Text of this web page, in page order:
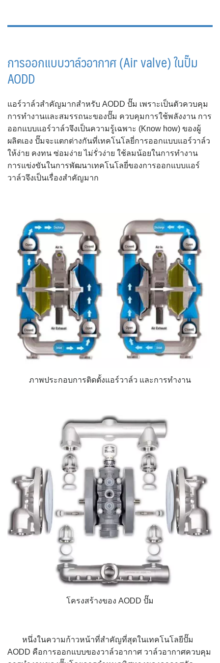
การออกแบบวาล์วอากาศ (Air valve) ในปั๊ม
AODD
แอร์วาล์วสำคัญมากสำหรับ AODD ปั๊ม เพราะเป็นตัวควบคุม
การทำงานและสมรรถนะของปั๊ม ควบคุมการใช้พลังงาน การ
ออกแบบแอร์วาล์วจึงเป็นความรู้เฉพาะ (Know how) ของผู้
ผลิตเอง ปั๊มจะแตกต่างกันที่เทคโนโลยี่การออกแบบแอร์วาล์ว
ให้ง่าย คงทน ซ่อมง่าย ไม่รั่วง่าย ใช้ลมน้อยในการทำงาน
การแข่งขันในการพัฒนาเทคโนโลยี่ของการออกแบบแอร์
วาล์วจึงเป็นเรื่องสำคัญมาก
ภาพประกอบการติดตั้งแอร์วาล์ว และการทำงาน
โครงสร้างของ AODD ปั๊ม
หนึ่งในความก้าวหน้าที่สำคัญที่สุดในเทคโนโลยีปั๊ม
AODD คือการออกแบบของวาล์วอากาศ วาล์วอากาศควบคุม